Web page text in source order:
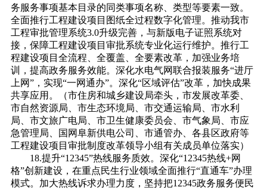
务服务事项基本目录的同类事项名称、类型等要素一致。
全面推行工程建设项目图纸全过程数字化管理。推动我市
工程审批管理系统3.0升级完善，与新版电子证照系统对
接，保障工程建设项目审批系统专业化运行维护。推行工
程建设项目全流程、全覆盖、全要素改革，加强业务培
训，提高政务服务效能。深化水电气网联合报装服务“进厅
上网”，实现“一网通办”。深化“区域评估”改革，加快成果
共享应用。（市住房和城乡建设局牵头，市发展改革委、
市自然资源局、市生态环境局、市交通运输局、市水利
局、市文旅广电局、市卫生健康委员会、市气象局、市应
急管理局、国网阜新供电公司、市通管办、各县区政府等
工程建设项目审批制度改革领导小组有关成员单位落实）
18.提升“12345”热线服务质效。深化“12345热线+网
格”创新建设，在重点民生行业领域全面推行“直通车”办理
模式。加大热线诉求办理力度，坚持把12345政务服务便民